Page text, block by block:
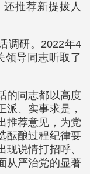
推荐新提拔人
调研。2022年4
领导同志听取了
的同志都以高度
派、实事求是，
推荐意见，为党
酝酿过程纪律要
说情打招呼、
从严治党的显著